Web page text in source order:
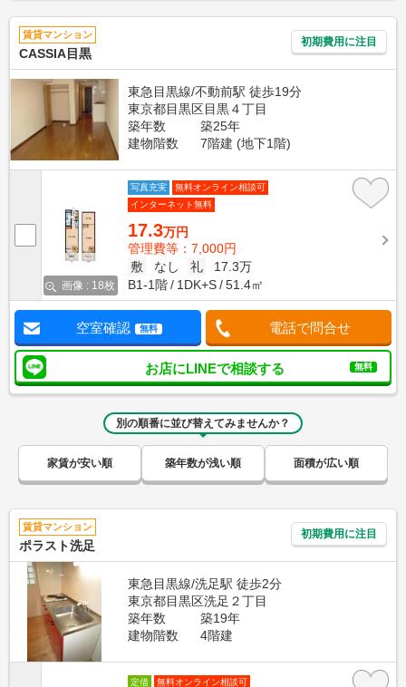
賃貸マンション
CASSIA目黒
初期費用に注目
東急目黒線/不動前駅 徒歩19分
東京都目黒区目黒４丁目
築年数
築25年
建物階数
7階建 (地下1階)
画像 : 18枚
写真充実
無料オンライン相談可
インターネット無料
17.3万円
管理費等：7,000円
敷
なし 礼
17.3万
B1-1階
1DK+S 51.4㎡
空室確認 無料 電話で問合せ
お店にLINEで相談する 無料
別の順番に並び替えてみませんか？
家賃が安い順 築年数が浅い順 面積が広い順
賃貸マンション
ポラスト洗足
初期費用に注目
東急目黒線/洗足駅 徒歩2分
東京都目黒区洗足２丁目
築年数
築19年
建物階数
4階建
定借 無料オンライン相談可